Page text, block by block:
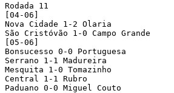
Rodada 11
[04-06]
Nova Cidade 1-2 Olaria
São Cristóvão 1-0 Campo Grande
[05-06]
Bonsucesso 0-0 Portuguesa
Serrano 1-1 Madureira
Mesquita 1-0 Tomazinho
Central 1-1 Rubro
Paduano 0-0 Miguel Couto